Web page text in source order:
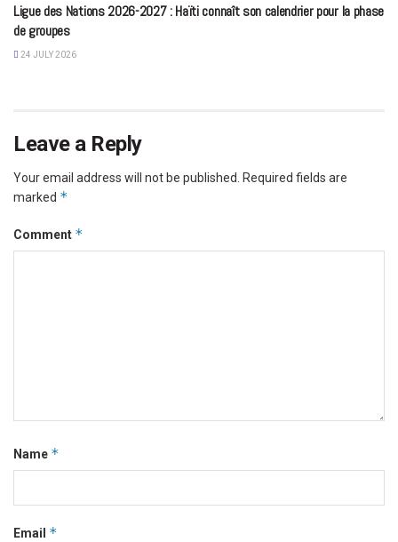
Ligue des Nations 2026-2027 : Haïti connaît son calendrier pour la phase
de groupes
24 JULY 2026
Leave a Reply
Your email address will not be published.
Required fields are
marked *
Comment *
Name *
Email *